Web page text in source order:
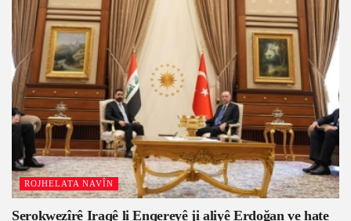
ROJHELATA NAVÎN
Serokwezîrê Iraqê li Enqereyê ji aliyê Erdoğan ve hate